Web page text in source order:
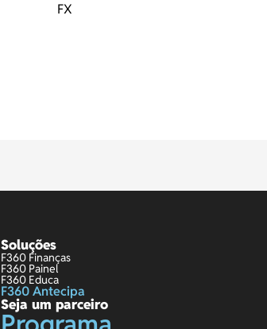
FX
Soluções
F360 Finanças
F360 Painel
F360 Educa
F360 Antecipa
Seja um parceiro